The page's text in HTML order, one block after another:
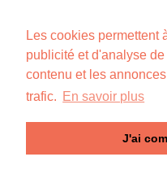
Les cookies permettent
publicité et d'analyse
contenu et les
trafic. En savoir plus
J'ai